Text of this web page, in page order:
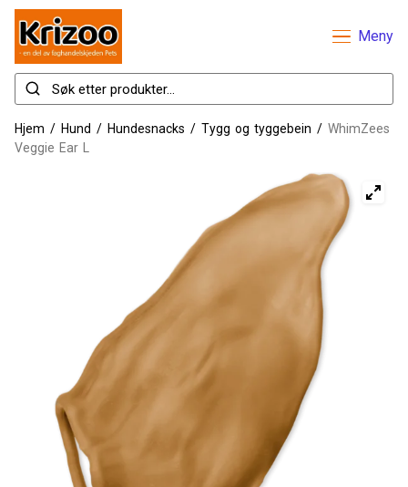
Meny
Hjem / Hund / Hundesnacks / Tygg og tyggebein / WhimZees
Veggie Ear L